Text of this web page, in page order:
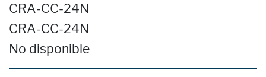
CRA-CC-24N
CRA-CC-24N
No disponible